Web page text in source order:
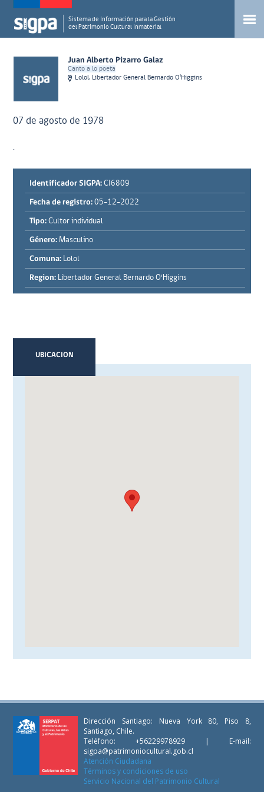
Sistema de Información para la Gestión
del Patrimonio Cultural Inmaterial
Juan Alberto Pizarro Galaz
Canto a lo poeta
Lolol, Libertador General Bernardo O'Higgins
07 de agosto de 1978
.
Identificador SIGPA: CI6809
Fecha de registro: 05-12-2022
Tipo: Cultor individual
Género: Masculino
Comuna: Lolol
Region: Libertador General Bernardo O'Higgins
UBICACION
Dirección Santiago: Nueva York 80, Piso 8,
Santiago, Chile.
Teléfono: +56229978929 | E-mail:
sigpa@patrimoniocultural.gob.cl
Atención Ciudadana
Términos y condiciones de uso
Servicio Nacional del Patrimonio Cultural